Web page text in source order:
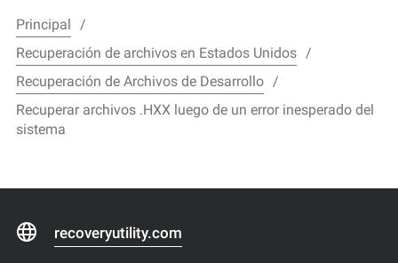
Principal
Recuperación de archivos en Estados Unidos
Recuperación de Archivos de Desarrollo
Recuperar archivos .HXX luego de un error inesperado del
sistema
recoveryutility.com